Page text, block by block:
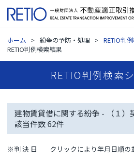
ホーム 紛争の予防・処理
RETIO判
RETIO判例検索結果
RETIO判例検索
建物賃貸借に関する紛争 - （１）
該当件数62件
※判 決 日 クリックにより年月日順の